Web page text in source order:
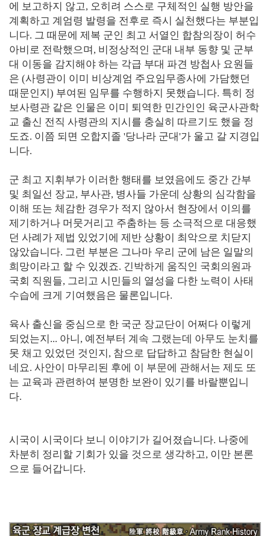
에 보고하지 않고, 오히려 스스로 구체적인 실행 방안을
계획하고 계엄령 발령을 전후로 즉시 실천했다는 부분입
니다. 그 때문에 제복 군인 최고 서열인 합참의장이 허수
아비로 전락했으며, 비정상적인 군대 내부 동향 및 군부
대 이동을 감지해야 하는 각급 부대 파견 방첩사 요원들
은 (사령관이 이미 비상계엄 주요임무종사에 가담했던
때문인지) 부여된 임무를 수행하지 못했습니다. 특히 정
보사령관 같은 인물은 이미 퇴역한 민간인인 육군사관학
교 출신 전직 사령관의 지시를 충실히 따르기도 했을 정
도죠. 이쯤 되면 오합지졸 '당나라 군대'가 울고 갈 지경입
니다.
군 최고 지휘부가 이러한 행태를 보였음에도 중간 간부
및 최일선 장교, 부사관, 병사들 가운데 상황의 심각함을
이해 또는 체감한 경우가 적지 않아서 현장에서 이의를
제기하거나 머뭇거리고 주춤하는 등 소극적으로 대응했
던 사례가 제법 있었기에 제반 상황이 최악으로 치닫지
않았습니다. 그런 부분은 그나마 우리 군에 남은 일말의
희망이라고 할 수 있겠죠. 긴박하게 움직인 국회의원과
국회 직원들, 그리고 시민들의 열성을 다한 노력이 사태
수습에 크게 기여했음은 물론입니다.
육사 출신을 중심으로 한 국군 장교단이 어쩌다 이렇게
되었는지... 아니, 예전부터 계속 그랬는데 아무도 눈치를
못 채고 있었던 것인지, 참으로 답답하고 참담한 현실이
네요. 사안이 마무리된 후에 이 부문에 관해서는 제도 또
는 교육과 관련하여 분명한 보완이 있기를 바랄뿐입니
다.
시국이 시국이다 보니 이야기가 길어졌습니다. 나중에
차분히 정리할 기회가 있을 것으로 생각하고, 이만 본론
으로 들어갑니다.